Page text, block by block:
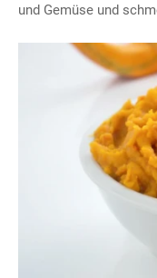
und Gemüse und